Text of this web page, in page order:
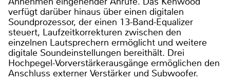
verfügt darüber hinaus über einen digitalen
Soundprozessor, der einen 13-Band-Equalizer
steuert, Laufzeitkorrekturen zwischen den
einzelnen Lautsprechern ermöglicht und weitere
digitale Soundeinstellungen bereithält. Drei
Hochpegel-Vorverstärkerausgänge ermöglichen den
Anschluss externer Verstärker und Subwoofer.